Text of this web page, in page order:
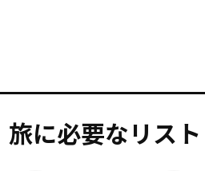
旅に必要なリスト